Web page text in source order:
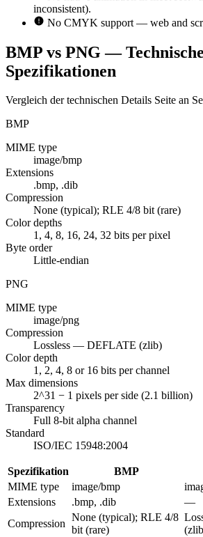
inconsistent).
No CMYK support — web and
BMP vs PNG — Technische
Spezifikationen
Vergleich der technischen Details Seite an
BMP
MIME type
image/bmp
Extensions
.bmp, .dib
Compression
None (typical); RLE 4/8 bit (rare)
Color depths
1, 4, 8, 16, 24, 32 bits per pixel
Byte order
Little-endian
PNG
MIME type
image/png
Compression
Lossless — DEFLATE (zlib)
Color depth
1, 2, 4, 8 or 16 bits per channel
Max dimensions
2^31 − 1 pixels per side (2.1 billion)
Transparency
Full 8-bit alpha channel
Standard
ISO/IEC 15948:2004
Spezifikation BMP
MIME type
image/bmp
Extensions
.bmp, .dib
—
Compression
None (typical); RLE 4/8
bit (rare)